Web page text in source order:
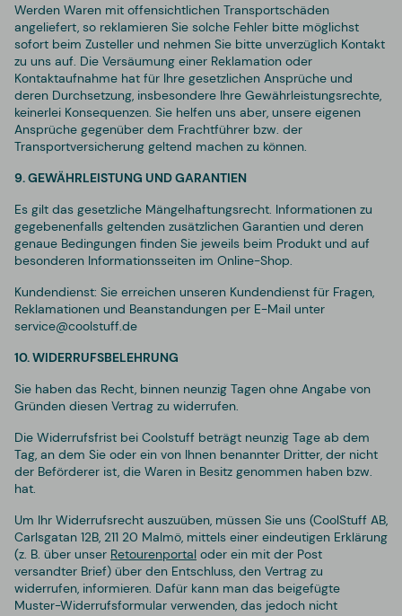
Werden Waren mit offensichtlichen Transportschäden
angeliefert, so reklamieren Sie solche Fehler bitte möglichst
sofort beim Zusteller und nehmen Sie bitte unverzüglich Kontakt
zu uns auf. Die Versäumung einer Reklamation oder
Kontaktaufnahme hat für Ihre gesetzlichen Ansprüche und
deren Durchsetzung, insbesondere Ihre Gewährleistungsrechte,
keinerlei Konsequenzen. Sie helfen uns aber, unsere eigenen
Ansprüche gegenüber dem Frachtführer bzw. der
Transportversicherung geltend machen zu können.
9. GEWÄHRLEISTUNG UND GARANTIEN
Es gilt das gesetzliche Mängelhaftungsrecht. Informationen zu
gegebenenfalls geltenden zusätzlichen Garantien und deren
genaue Bedingungen finden Sie jeweils beim Produkt und auf
besonderen Informationsseiten im Online-Shop.
Kundendienst: Sie erreichen unseren Kundendienst für Fragen,
Reklamationen und Beanstandungen per E-Mail unter
service@coolstuff.de
10. WIDERRUFSBELEHRUNG
Sie haben das Recht, binnen neunzig Tagen ohne Angabe von
Gründen diesen Vertrag zu widerrufen.
Die Widerrufsfrist bei Coolstuff beträgt neunzig Tage ab dem
Tag, an dem Sie oder ein von Ihnen benannter Dritter, der nicht
der Beförderer ist, die Waren in Besitz genommen haben bzw.
hat.
Um Ihr Widerrufsrecht auszuüben, müssen Sie uns (CoolStuff AB,
Carlsgatan 12B, 211 20 Malmö, mittels einer eindeutigen Erklärung
(z. B. über unser Retourenportal oder ein mit der Post
versandter Brief) über den Entschluss, den Vertrag zu
widerrufen, informieren. Dafür kann man das beigefügte
Muster-Widerrufsformular verwenden, das jedoch nicht